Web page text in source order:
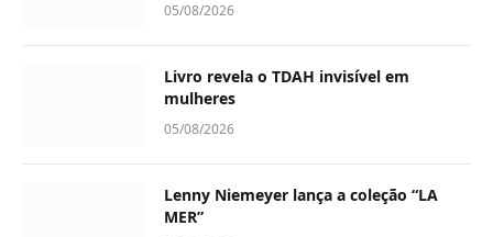
05/08/2026
Livro revela o TDAH invisível em
mulheres
05/08/2026
Lenny Niemeyer lança a coleção “LA
MER”